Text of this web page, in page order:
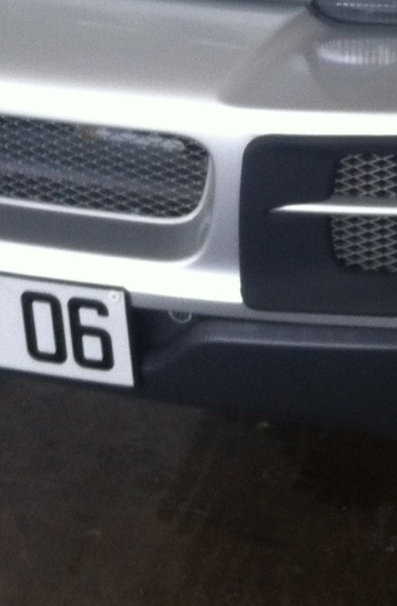
voisins ou proposer mes services
Poster une annonce
Catégories
Services
Infos pratiques
Économie collaborative